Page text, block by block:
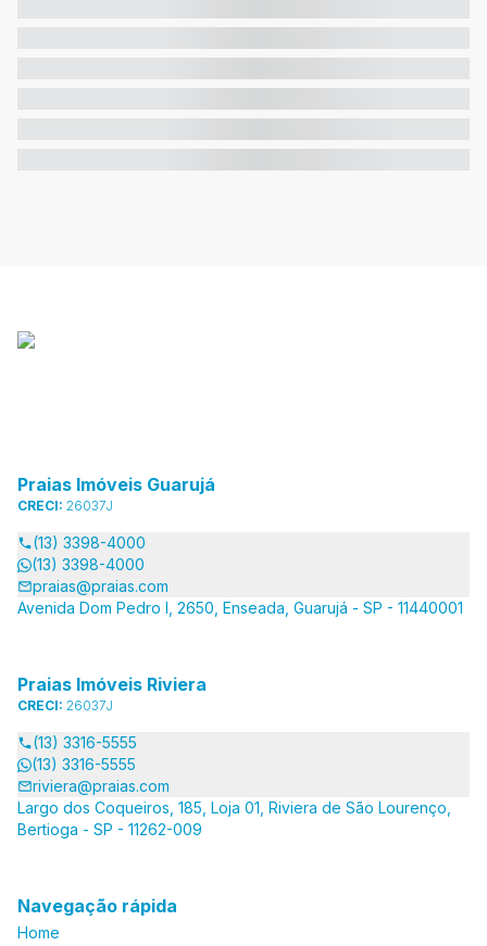
Praias Imóveis Guarujá
CRECI: 26037J
(13) 3398-4000
(13) 3398-4000
praias@praias.com
Avenida Dom Pedro I, 2650, Enseada, Guarujá - SP - 11440001
Praias Imóveis Riviera
CRECI: 26037J
(13) 3316-5555
(13) 3316-5555
riviera@praias.com
Largo dos Coqueiros, 185, Loja 01, Riviera de São Lourenço,
Bertioga - SP - 11262-009
Navegação rápida
Home